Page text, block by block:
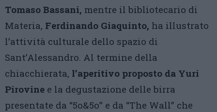
Tomaso Bassani, mentre il bibliotecario di
Materia, Ferdinando Giaquinto, ha illustrato
l’attività culturale dello spazio di
Sant’Alessandro. Al termine della
chiacchierata, l’aperitivo proposto da Yuri
Pirovine e la degustazione delle birra
presentate da “5o&5o” e da “The Wall” che